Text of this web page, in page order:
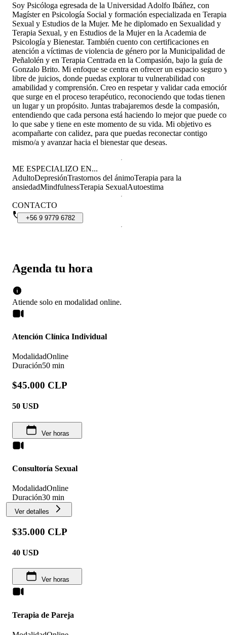
Agenda tu hora
Atiende solo en modalidad online.
Atención Clínica Individual
ModalidadOnline
Duración50 min
$45.000 CLP
50 USD
Ver horas
Consultoría Sexual
ModalidadOnline
Duración30 min
Ver detalles
$35.000 CLP
40 USD
Ver horas
Terapia de Pareja
Soy Psicóloga egresada de la Universidad Adolfo Ibáñez, con
Magíster en Psicología Social y formación especializada en Terapia
Sexual y Estudios de la Mujer. Me he diplomado en Sexualidad y
Terapia Sexual, y en Estudios de la Mujer en la Academia de
Psicología y Bienestar. También cuento con certificaciones en
atención a víctimas de violencia de género por la Municipalidad de
Peñalolén y en Terapia Centrada en la Compasión, bajo la guía de
Gonzalo Brito. Mi enfoque se centra en ofrecer un espacio seguro
libre de juicios, donde puedas explorar tu vulnerabilidad con
amabilidad y comprensión. Creo en respetar y validar cada
que surge en el proceso terapéutico, reconociendo que todas tienen
un lugar y un propósito. Juntas trabajaremos desde la compasión,
entendiendo que cada persona está haciendo lo mejor que puede
lo que sabe y tiene en este momento de su vida. Mi objetivo es
acompañarte con calidez, para que puedas reconectar contigo
mismo/a y avanzar hacia el bienestar que deseas.
ME ESPECIALIZO EN...
AdultoDepresiónTrastornos del ánimoTerapia para la
ansiedadMindfulnessTerapia SexualAutoestima
CONTACTO
+56 9 9779 6782